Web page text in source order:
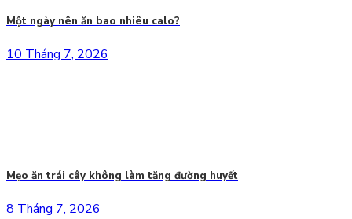
Một ngày nên ăn bao nhiêu calo?
10 Tháng 7, 2026
Mẹo ăn trái cây không làm tăng đường huyết
8 Tháng 7, 2026